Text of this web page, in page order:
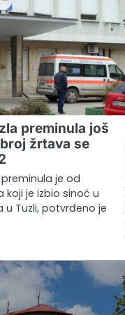
preminula još
žrtava se
je od
koji je izbio sinoć u
u Tuzli, potvrđeno je